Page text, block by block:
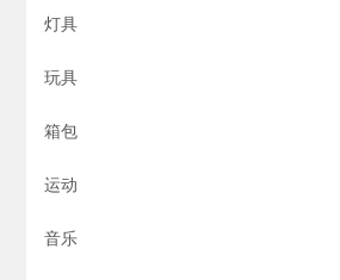
灯具
玩具
箱包
运动
音乐